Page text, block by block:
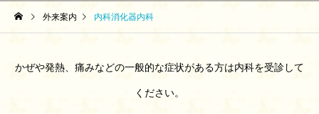
外来案内 内科消化器内科
かぜや発熱、痛みなどの一般的な症状がある方は内科を受診して
ください。